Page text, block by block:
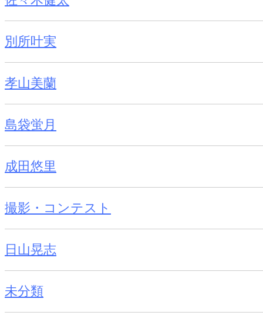
別所叶実
孝山美蘭
島袋蛍月
成田悠里
撮影・コンテスト
日山晃志
未分類